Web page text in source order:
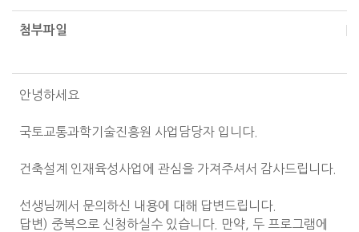
첨부파일
안녕하세요
국토교통과학기술진흥원 사업담당자 입니다.
건축설계 인재육성사업에 관심을 가져주셔서 감사드립니다.
선생님께서 문의하신 내용에 대해 답변드립니다.
답변) 중복으로 신청하실수 있습니다. 만약, 두 프로그램에